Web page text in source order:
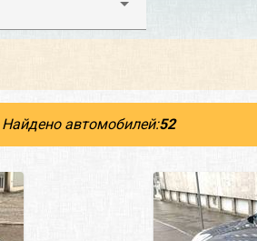
Найдено автомобилей:52